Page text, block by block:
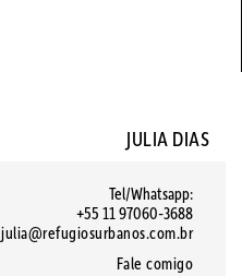
JULIA DIAS
Tel/Whatsapp:
+55 11 97060-3688
julia@refugiosurbanos.com.br
Fale comigo